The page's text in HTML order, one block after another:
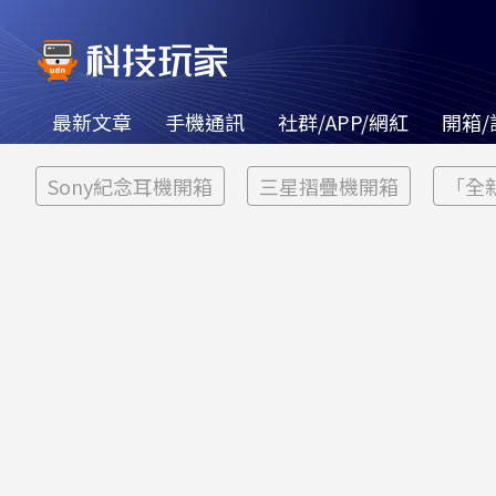
最新文章 手機通訊 社群/APP/網紅 開箱/
Sony紀念耳機開箱 三星摺疊機開箱 「